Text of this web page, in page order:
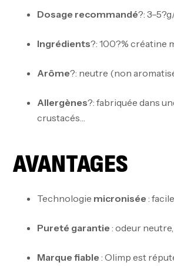
Dosage recommandé?:
Ingrédients?: 100?% créatine
Arôme?: neutre (non
Allergènes?: fabriquée dans
crustacés…
AVANTAGES
Technologie micronisée :
Pureté garantie : odeur
Marque fiable : Olimp est